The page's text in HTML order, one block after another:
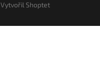
Vytvořil Shoptet